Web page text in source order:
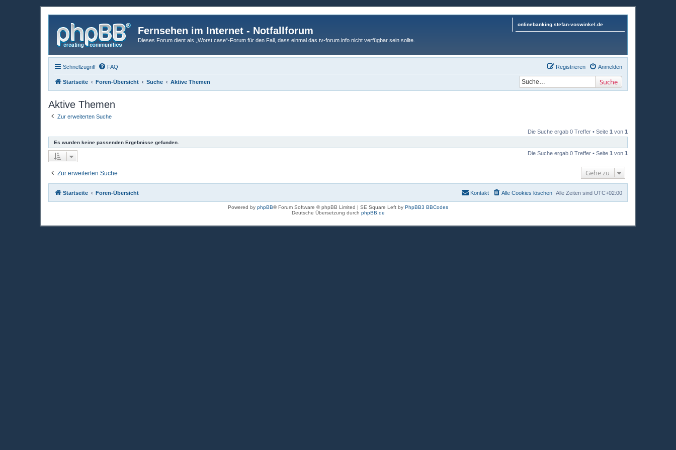
Fernsehen im Internet - Notfallforum
Dieses Forum dient als „Worst case“-Forum für den Fall, dass einmal das tv-forum.info nicht verfügbar sein sollte.
onlinebanking.stefan-voswinkel.de
Schnellzugriff FAQ Anmelden
Registrieren
Startseite Foren-Übersicht Suche Aktive Themen Suche
Aktive Themen
Zur erweiterten Suche
Die Suche ergab 0 Treffer • Seite 1 von 1
Es wurden keine passenden Ergebnisse gefunden.
Die Suche ergab 0 Treffer • Seite 1 von 1
Zur erweiterten Suche Gehe zu
Startseite Foren-Übersicht Alle Zeiten sind UTC+02:00
Alle Cookies löschen
Kontakt
Powered by phpBB® Forum Software © phpBB Limited | SE Square Left by PhpBB3 BBCodes
Deutsche Übersetzung durch phpBB.de